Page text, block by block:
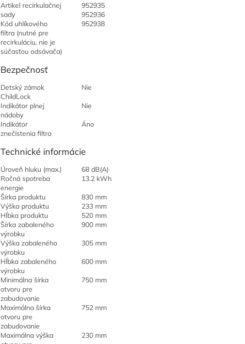
Artikel recirkulačnej
sady
952935
952936
Kód uhlíkového
filtra (nutné pre
recirkuláciu, nie je
súčasťou odsávača)
952938
Bezpečnosť
Detský zámok
ChildLock
Nie
Indikátor plnej
nádoby
Nie
Indikátor
znečistenia filtra
Áno
Technické informácie
Úroveň hluku (max.)
68 dB(A)
Ročná spotreba
energie
13.2 kWh
Šírka produktu
830 mm
Výška produktu
233 mm
Hĺbka produktu
520 mm
Šírka zabaleného
výrobku
900 mm
Výška zabaleného
výrobku
305 mm
Hĺbka zabaleného
výrobku
600 mm
Minimálna šírka
otvoru pre
zabudovanie
750 mm
Maximálna šírka
otvoru pre
zabudovanie
752 mm
Maximálna výška
230 mm